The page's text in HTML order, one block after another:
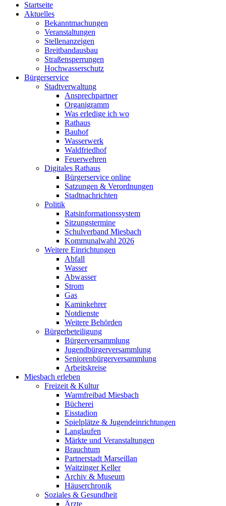
Startseite
Aktuelles
Bekanntmachungen
Veranstaltungen
Stellenanzeigen
Breitbandausbau
Straßensperrungen
Hochwasserschutz
Bürgerservice
Stadtverwaltung
Ansprechpartner
Organigramm
Was erledige ich wo
Rathaus
Bauhof
Wasserwerk
Waldfriedhof
Feuerwehren
Digitales Rathaus
Bürgerservice online
Satzungen & Verordnungen
Stadtnachrichten
Politik
Ratsinformationssystem
Sitzungstermine
Schulverband Miesbach
Kommunalwahl 2026
Weitere Einrichtungen
Abfall
Wasser
Abwasser
Strom
Gas
Kaminkehrer
Notdienste
Weitere Behörden
Bürgerbeteiligung
Bürgerversammlung
Jugendbürgerversammlung
Seniorenbürgerversammlung
Arbeitskreise
Miesbach erleben
Freizeit & Kultur
Warmfreibad Miesbach
Bücherei
Eisstadion
Spielplätze & Jugendeinrichtungen
Langlaufen
Märkte und Veranstaltungen
Brauchtum
Partnerstadt Marseillan
Waitzinger Keller
Archiv & Museum
Häuserchronik
Soziales & Gesundheit
Ärzte